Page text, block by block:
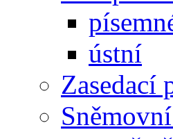
ústní
Zasedací